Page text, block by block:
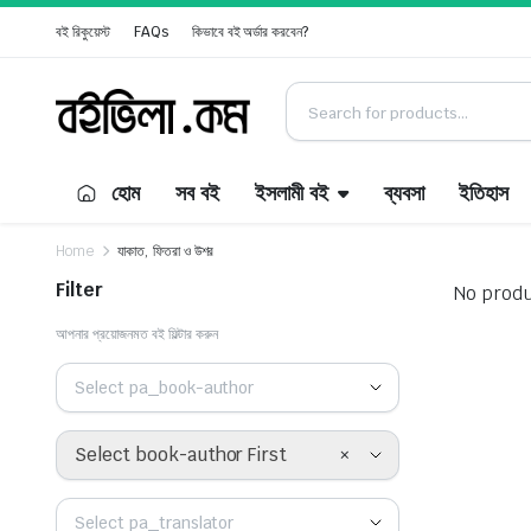
বই রিকুয়েস্ট FAQs কিভাবে বই অর্ডার করবেন?
হোম সব বই ইসলামী বই ব্যবসা ইতিহাস
Home যাকাত, ফিতরা ও উশর
No
Filter
আপনার প্রয়োজনমত বই ফিল্টার করুন
Select pa_book-author
×
Select book-author First
Select pa_translator